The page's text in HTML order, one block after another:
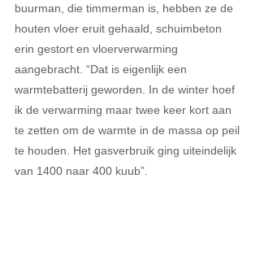
buurman, die timmerman is, hebben ze de
houten vloer eruit gehaald, schuimbeton
erin gestort en vloerverwarming
aangebracht. “Dat is eigenlijk een
warmtebatterij geworden. In de winter hoef
ik de verwarming maar twee keer kort aan
te zetten om de warmte in de massa op peil
te houden. Het gasverbruik ging uiteindelijk
van 1400 naar 400 kuub”.